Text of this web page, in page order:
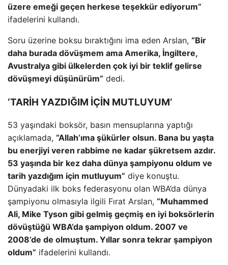
üzere emeği geçen herkese teşekkür ediyorum”
ifadelerini kullandı.
Soru üzerine boksu bıraktığını ima eden Arslan, “Bir
daha burada dövüşmem ama Amerika, İngiltere,
Avustralya gibi ülkelerden çok iyi bir teklif gelirse
dövüşmeyi düşünürüm” dedi.
‘TARİH YAZDIĞIM İÇİN MUTLUYUM’
53 yaşındaki boksör, basın mensuplarına yaptığı
açıklamada, “Allah’ıma şükürler olsun. Bana bu yaşta
bu enerjiyi veren rabbime ne kadar şükretsem azdır.
53 yaşında bir kez daha dünya şampiyonu oldum ve
tarih yazdığım için mutluyum” diye konuştu.
Dünyadaki ilk boks federasyonu olan WBA’da dünya
şampiyonu olmasıyla ilgili Fırat Arslan, “Muhammed
Ali, Mike Tyson gibi gelmiş geçmiş en iyi boksörlerin
dövüştüğü WBA’da şampiyon oldum. 2007 ve
2008’de de olmuştum. Yıllar sonra tekrar şampiyon
oldum” ifadelerini kullandı.